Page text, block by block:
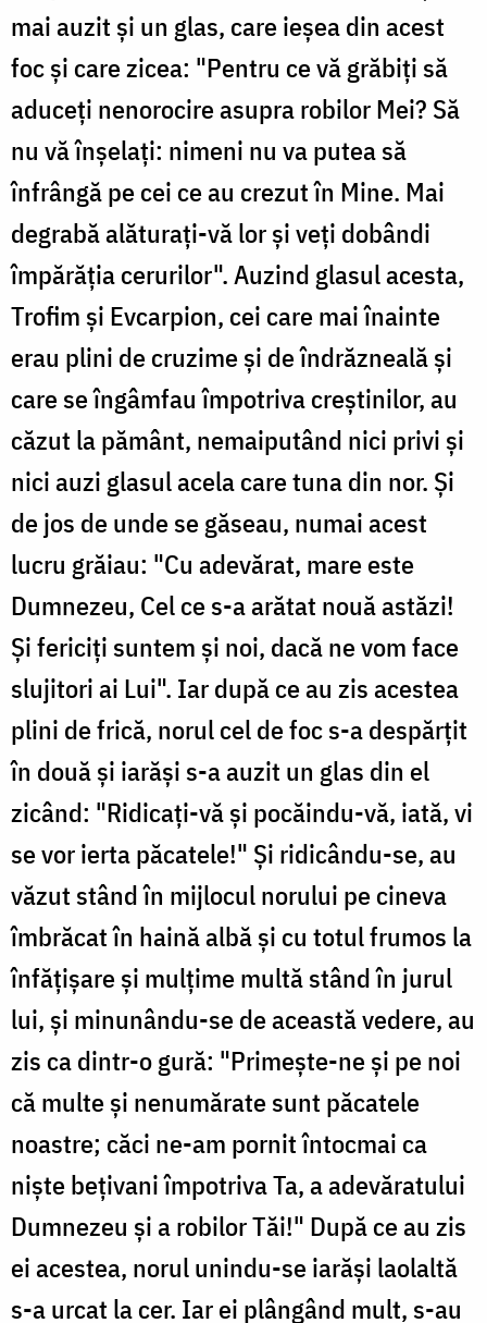
mai auzit şi un glas, care ieşea din acest
foc şi care zicea: "Pentru ce vă grăbiţi să
aduceţi nenorocire asupra robilor Mei? Să
nu vă înşelaţi: nimeni nu va putea să
înfrângă pe cei ce au crezut în Mine. Mai
degrabă alăturaţi-vă lor şi veţi dobândi
împărăţia cerurilor". Auzind glasul acesta,
Trofim şi Evcarpion, cei care mai înainte
erau plini de cruzime şi de îndrăzneală şi
care se îngâmfau împotriva creştinilor, au
căzut la pământ, nemaiputând nici privi şi
nici auzi glasul acela care tuna din nor. Şi
de jos de unde se găseau, numai acest
lucru grăiau: "Cu adevărat, mare este
Dumnezeu, Cel ce s-a arătat nouă astăzi!
Şi fericiţi suntem şi noi, dacă ne vom face
slujitori ai Lui". Iar după ce au zis acestea
plini de frică, norul cel de foc s-a despărţit
în două şi iarăşi s-a auzit un glas din el
zicând: "Ridicaţi-vă şi pocăindu-vă, iată, vi
se vor ierta păcatele!" Şi ridicându-se, au
văzut stând în mijlocul norului pe cineva
îmbrăcat în haină albă şi cu totul frumos la
înfăţişare şi mulţime multă stând în jurul
lui, şi minunându-se de această vedere, au
zis ca dintr-o gură: "Primeşte-ne şi pe noi
că multe şi nenumărate sunt păcatele
noastre; căci ne-am pornit întocmai ca
nişte beţivani împotriva Ta, a adevăratului
Dumnezeu şi a robilor Tăi!" După ce au zis
ei acestea, norul unindu-se iarăşi laolaltă
s-a urcat la cer. Iar ei plângând mult, s-au